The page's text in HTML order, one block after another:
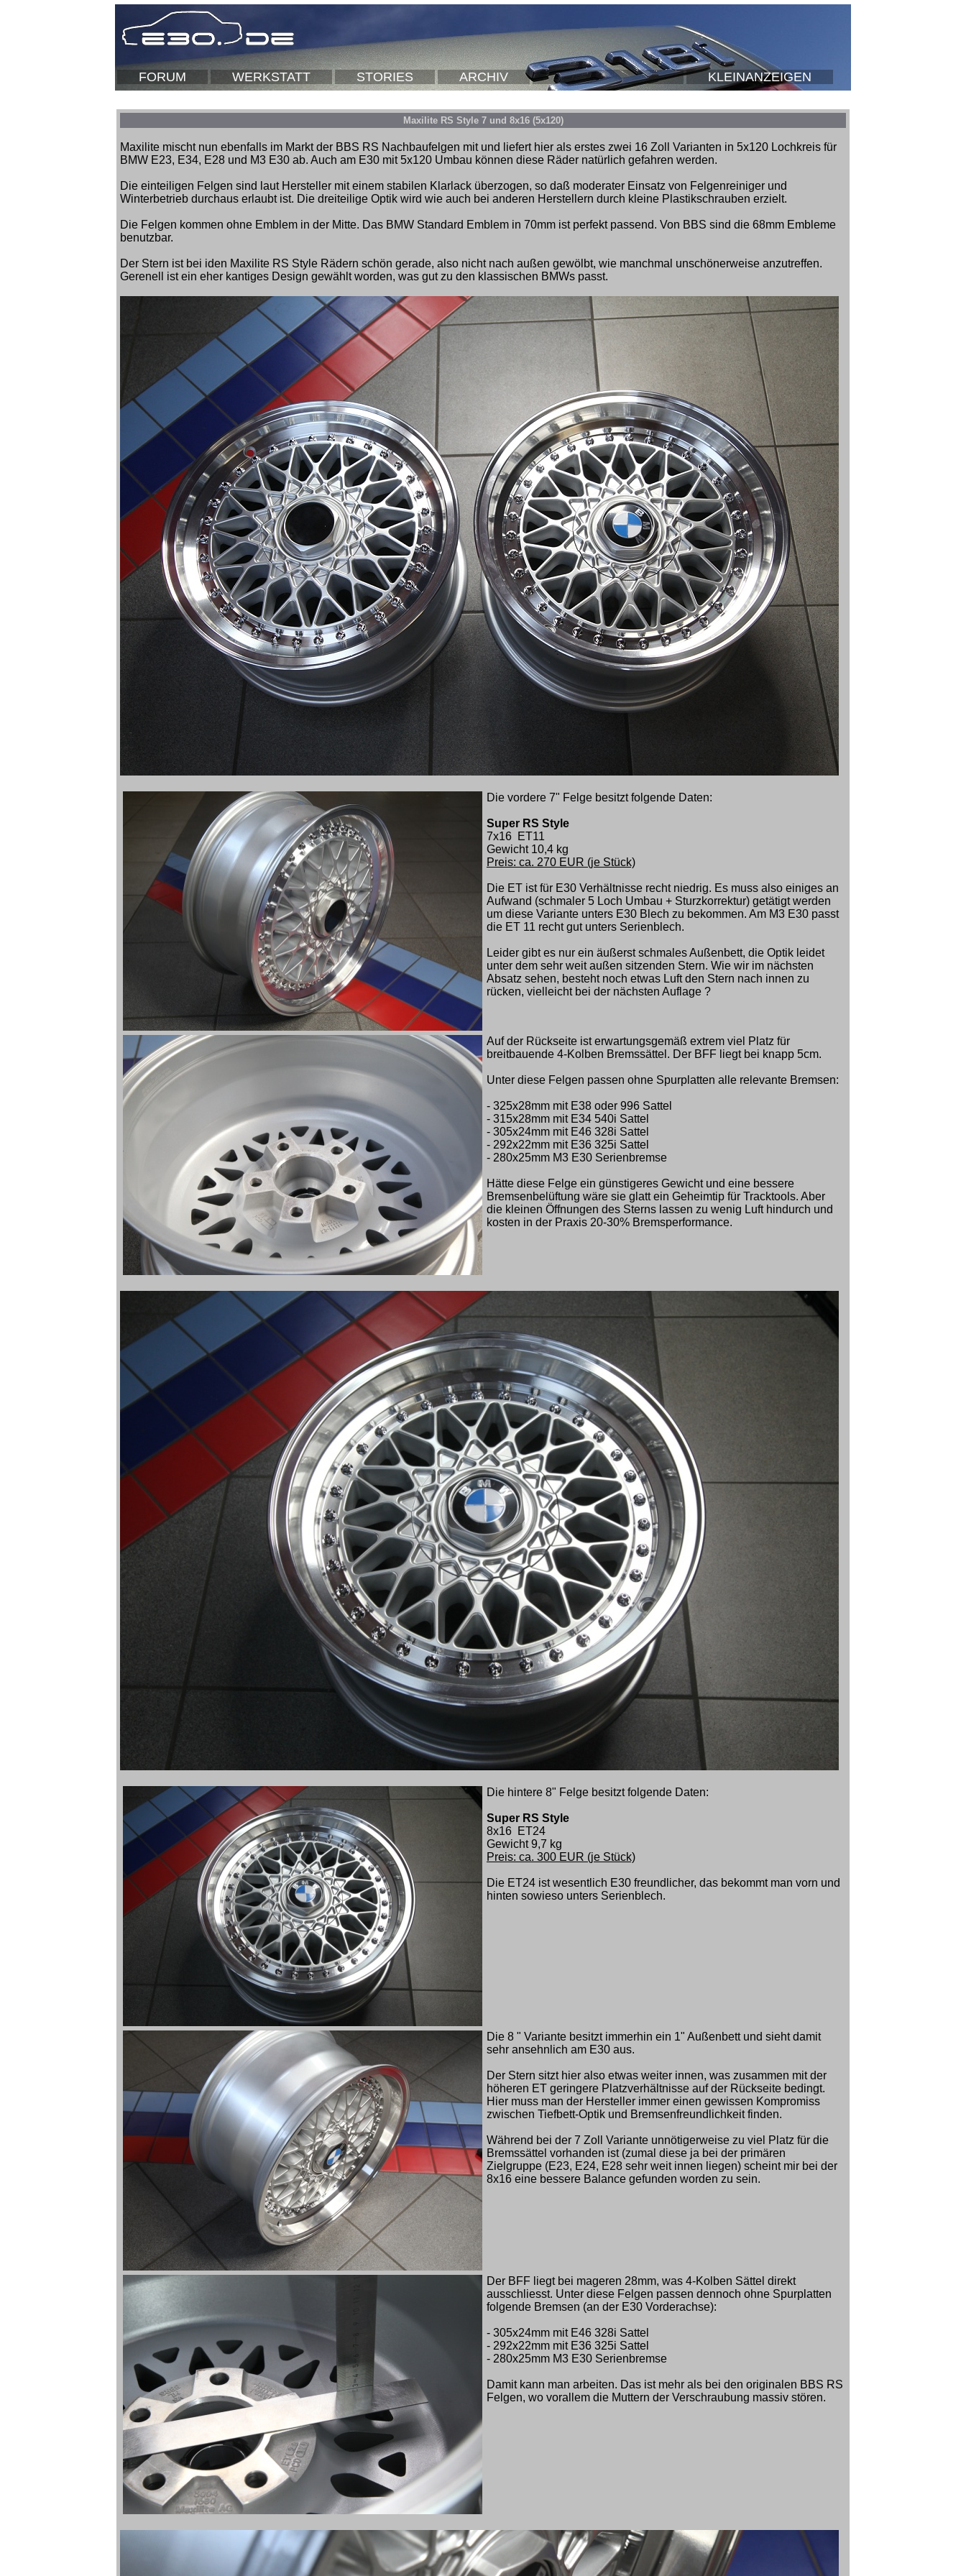
FORUM WERKSTATT STORIES ARCHIV KLEINANZEIGEN
Maxilite RS Style 7 und 8x16 (5x120)
Maxilite mischt nun ebenfalls im Markt der BBS RS Nachbaufelgen mit und liefert hier als erstes zwei 16 Zoll Varianten in 5x120 Lochkreis für
BMW E23, E34, E28 und M3 E30 ab. Auch am E30 mit 5x120 Umbau können diese Räder natürlich gefahren werden.
Die einteiligen Felgen sind laut Hersteller mit einem stabilen Klarlack überzogen, so daß moderater Einsatz von Felgenreiniger und
Winterbetrieb durchaus erlaubt ist. Die dreiteilige Optik wird wie auch bei anderen Herstellern durch kleine Plastikschrauben erzielt.
Die Felgen kommen ohne Emblem in der Mitte. Das BMW Standard Emblem in 70mm ist perfekt passend. Von BBS sind die 68mm Embleme
benutzbar.
Der Stern ist bei iden Maxilite RS Style Rädern schön gerade, also nicht nach außen gewölbt, wie manchmal unschönerweise anzutreffen.
Gerenell ist ein eher kantiges Design gewählt worden, was gut zu den klassischen BMWs passt.
Die vordere 7" Felge besitzt folgende Daten:
Super RS Style
7x16 ET11
Gewicht 10,4 kg
Preis: ca. 270 EUR (je Stück)
Die ET ist für E30 Verhältnisse recht niedrig. Es muss also einiges an
Aufwand (schmaler 5 Loch Umbau + Sturzkorrektur) getätigt werden
um diese Variante unters E30 Blech zu bekommen. Am M3 E30 passt
die ET 11 recht gut unters Serienblech.
Leider gibt es nur ein äußerst schmales Außenbett, die Optik leidet
unter dem sehr weit außen sitzenden Stern. Wie wir im nächsten
Absatz sehen, besteht noch etwas Luft den Stern nach innen zu
rücken, vielleicht bei der nächsten Auflage ?
Auf der Rückseite ist erwartungsgemäß extrem viel Platz für
breitbauende 4-Kolben Bremssättel. Der BFF liegt bei knapp 5cm.
Unter diese Felgen passen ohne Spurplatten alle relevante Bremsen:
- 325x28mm mit E38 oder 996 Sattel
- 315x28mm mit E34 540i Sattel
- 305x24mm mit E46 328i Sattel
- 292x22mm mit E36 325i Sattel
- 280x25mm M3 E30 Serienbremse
Hätte diese Felge ein günstigeres Gewicht und eine bessere
Bremsenbelüftung wäre sie glatt ein Geheimtip für Tracktools. Aber
die kleinen Öffnungen des Sterns lassen zu wenig Luft hindurch und
kosten in der Praxis 20-30% Bremsperformance.
Die hintere 8" Felge besitzt folgende Daten:
Super RS Style
8x16 ET24
Gewicht 9,7 kg
Preis: ca. 300 EUR (je Stück)
Die ET24 ist wesentlich E30 freundlicher, das bekommt man vorn und
hinten sowieso unters Serienblech.
Die 8 " Variante besitzt immerhin ein 1" Außenbett und sieht damit
sehr ansehnlich am E30 aus.
Der Stern sitzt hier also etwas weiter innen, was zusammen mit der
höheren ET geringere Platzverhältnisse auf der Rückseite bedingt.
Hier muss man der Hersteller immer einen gewissen Kompromiss
zwischen Tiefbett-Optik und Bremsenfreundlichkeit finden.
Während bei der 7 Zoll Variante unnötigerweise zu viel Platz für die
Bremssättel vorhanden ist (zumal diese ja bei der primären
Zielgruppe (E23, E24, E28 sehr weit innen liegen) scheint mir bei der
8x16 eine bessere Balance gefunden worden zu sein.
Der BFF liegt bei mageren 28mm, was 4-Kolben Sättel direkt
ausschliesst. Unter diese Felgen passen dennoch ohne Spurplatten
folgende Bremsen (an der E30 Vorderachse):
- 305x24mm mit E46 328i Sattel
- 292x22mm mit E36 325i Sattel
- 280x25mm M3 E30 Serienbremse
Damit kann man arbeiten. Das ist mehr als bei den originalen BBS RS
Felgen, wo vorallem die Muttern der Verschraubung massiv stören.